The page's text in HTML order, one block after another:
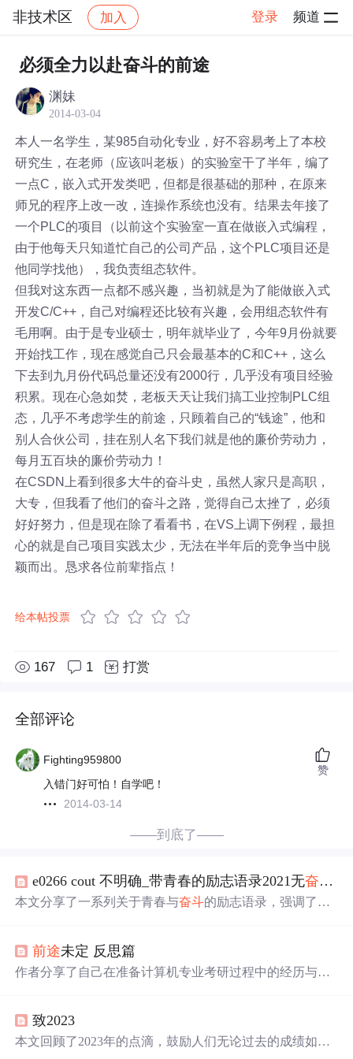
非技术区 加入 登录 频道
社区 非技术区 帖子详情
必须全力以赴奋斗的前途
渊妹
2014-03-04
本人一名学生，某985自动化专业，好不容易考上了本校
研究生，在老师（应该叫老板）的实验室干了半年，编了
一点C，嵌入式开发类吧，但都是很基础的那种，在原来
师兄的程序上改一改，连操作系统也没有。结果去年接了
一个PLC的项目（以前这个实验室一直在做嵌入式编程，
由于他每天只知道忙自己的公司产品，这个PLC项目还是
他同学找他），我负责组态软件。
但我对这东西一点都不感兴趣，当初就是为了能做嵌入式
开发C/C++，自己对编程还比较有兴趣，会用组态软件有
毛用啊。由于是专业硕士，明年就毕业了，今年9月份就要
开始找工作，现在感觉自己只会最基本的C和C++，这么
下去到九月份代码总量还没有2000行，几乎没有项目经验
积累。现在心急如焚，老板天天让我们搞工业控制PLC组
态，几乎不考虑学生的前途，只顾着自己的“钱途”，他和
别人合伙公司，挂在别人名下我们就是他的廉价劳动力，
每月五百块的廉价劳动力！
在CSDN上看到很多大牛的奋斗史，虽然人家只是高职，
大专，但我看了他们的奋斗之路，觉得自己太挫了，必须
好好努力，但是现在除了看看书，在VS上调下例程，最担
心的就是自己项目实践太少，无法在半年后的竞争当中脱
颖而出。恳求各位前辈指点！
给本帖投票
167 1 打赏
全部评论
Fighting959800
入错门好可怕！自学吧！
2014-03-14
赞
——到底了——
e0266 cout 不明确_带青春的励志语录2021无奋斗
本文分享了一系列关于青春与奋斗的励志语录，强调了积
前途未定 反思篇
作者分享了自己在准备计算机专业考研过程中的经历与感
致2023
本文回顾了2023年的点滴，鼓励人们无论过去的成绩如